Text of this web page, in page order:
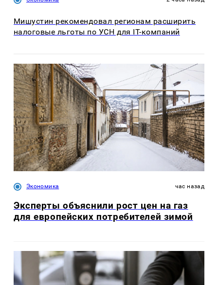
Мишустин рекомендовал регионам расширить
налоговые льготы по УСН для IT-компаний
Экономика час назад
Эксперты объяснили рост цен на газ
для европейских потребителей зимой